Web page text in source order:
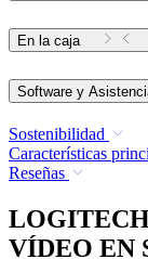
En la caja
Software y
Sostenibilidad
Características
Reseñas
VÍDEO EN